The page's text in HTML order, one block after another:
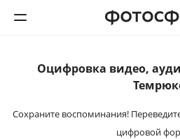
Печать фото
Фотокниги
Оцифровка видео,
Сохраните воспоминания!
цифровой